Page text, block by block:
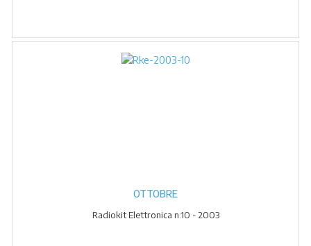
OTTOBRE
Radiokit Elettronica n.10 - 2003